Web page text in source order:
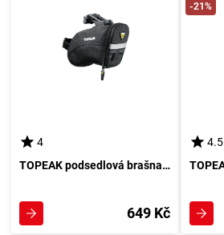
4
TOPEAK podsedlová brašna AERO WEDGE PACK s QuickClick
649 Kč
-21%
4.5